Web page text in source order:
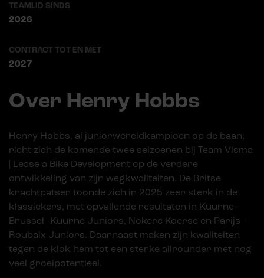
TEAMLID SINDS
2026
CONTRACT TOT EN MET
2027
Over Henry Hobbs
Henry Hobbs, al juniorwereldkampioen op de baan,
richt zich de komende twee seizoenen bij Team Visma
| Lease a Bike Development op de verdere
ontwikkeling van zijn wegkwaliteiten. De Britse
krachtpatser toonde zich in 2025 zeer sterk in de
klassiekers, met opvallende resultaten in Kuurne–
Brussel–Kuurne Juniors, Nokere Koerse en Parijs–
Roubaix Juniors. Daarnaast maken zijn kwaliteiten
tegen de klok hem tot een sterke allrounder met nog
veel groeipotentieel.